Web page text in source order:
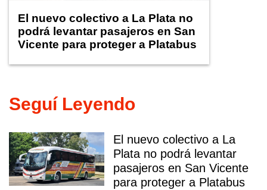
El nuevo colectivo a La Plata no
podrá levantar pasajeros en San
Vicente para proteger a Platabus
Seguí Leyendo
El nuevo colectivo a La
Plata no podrá levantar
pasajeros en San Vicente
para proteger a Platabus